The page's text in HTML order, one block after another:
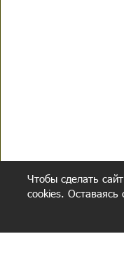
Чтобы сделать
cookies.